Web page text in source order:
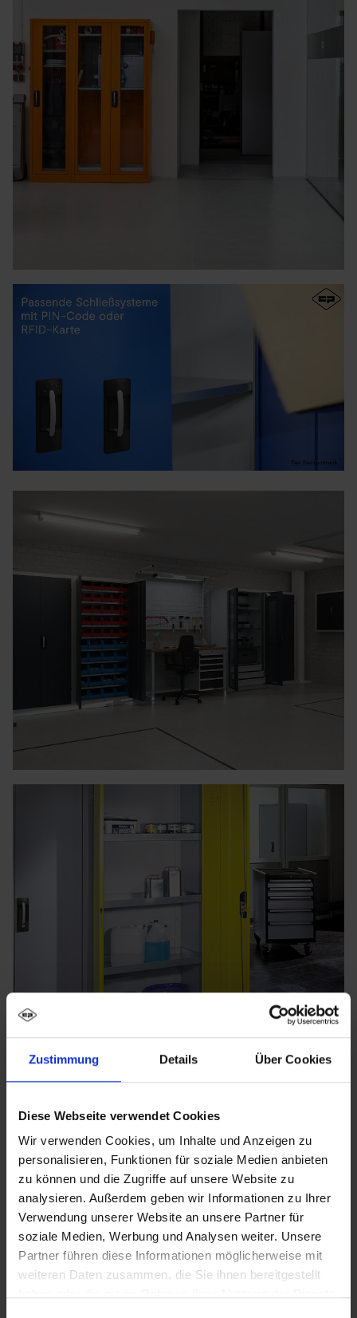
Zustimmung Details Über Cookies
Diese Webseite verwendet Cookies
Wir verwenden Cookies, um Inhalte und Anzeigen zu
personalisieren, Funktionen für soziale Medien anbieten
zu können und die Zugriffe auf unsere Website zu
analysieren. Außerdem geben wir Informationen zu Ihrer
Verwendung unserer Website an unsere Partner für
soziale Medien, Werbung und Analysen weiter. Unsere
Partner führen diese Informationen möglicherweise mit
weiteren Daten zusammen, die Sie ihnen bereitgestellt